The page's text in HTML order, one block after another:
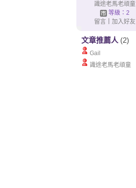
識途老馬老頑童
等級：2
留言｜ 加入好友
文章推薦人 (2)
Gail
識途老馬老頑童